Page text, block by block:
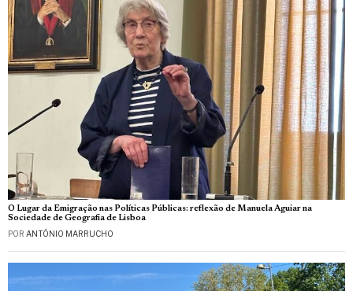
O Lugar da Emigração nas Políticas Públicas: reflexão de Manuela Aguiar na
Sociedade de Geografia de Lisboa
POR ANTÓNIO MARRUCHO